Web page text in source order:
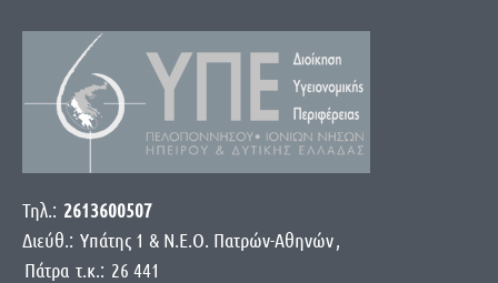
Τηλ.: 2613600507
Διεύθ.: Yπάτης 1 & Ν.Ε.Ο. Πατρών-Αθηνών,
Πάτρα τ.κ.: 26 441